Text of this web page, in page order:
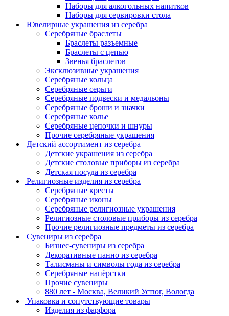
Наборы для алкогольных напитков
Наборы для сервировки стола
Ювелирные украшения из серебра
Серебряные браслеты
Браслеты разъемные
Браслеты с цепью
Звенья браслетов
Эксклюзивные украшения
Серебряные кольца
Серебряные серьги
Серебряные подвески и медальоны
Серебряные броши и значки
Серебряные колье
Серебряные цепочки и шнуры
Прочие серебряные украшения
Детский ассортимент из серебра
Детские украшения из серебра
Детские столовые приборы из серебра
Детская посуда из серебра
Религиозные изделия из серебра
Серебряные кресты
Серебряные иконы
Серебряные религиозные украшения
Религиозные столовые приборы из серебра
Прочие религиозные предметы из серебра
Сувениры из серебра
Бизнес-сувениры из серебра
Декоративные панно из серебра
Талисманы и символы года из серебра
Серебряные напёрстки
Прочие сувениры
880 лет - Москва, Великий Устюг, Вологда
Упаковка и сопутствующие товары
Изделия из фарфора